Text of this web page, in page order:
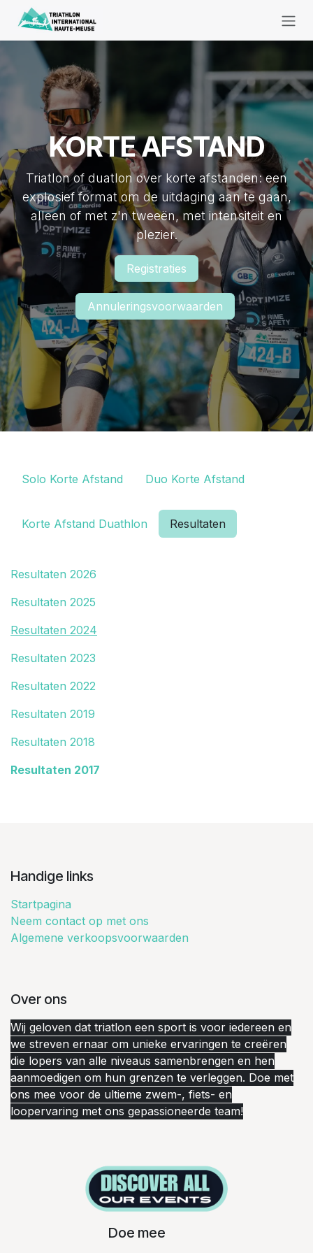
Overslaan naar inhoud
KORTE AFSTAND
Triatlon of duatlon over korte afstanden: een
explosief format om de uitdaging aan te gaan,
alleen of met z'n tweeën, met intensiteit en
plezier.
Registraties
Annuleringsvoorwaarden
Solo Korte Afstand Duo Korte Afstand
Korte Afstand Duathlon Resultaten
Resultaten 2026
Resultaten 2025
Resultaten 2024
Resultaten 2023
Resultaten 2022
Resultaten 2019
Resultaten 2018
Resultaten 2017
Handige links
Startpagina
Neem contact op met ons
Algemene verkoopsvoorwaarden
Over ons
Wij geloven dat triatlon een sport is voor iedereen en
we streven ernaar om unieke ervaringen te creëren
die lopers van alle niveaus samenbrengen en hen
aanmoedigen om hun grenzen te verleggen. Doe met
ons mee voor de ultieme zwem-, fiets- en
loopervaring met ons gepassioneerde team!
Doe mee